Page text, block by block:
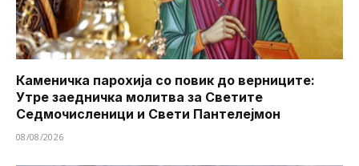
Каменичка парохија со повик до верниците:
Утре заедничка молитва за Светите
Седмочисленици и Свети Пантелејмон
08/08/2026